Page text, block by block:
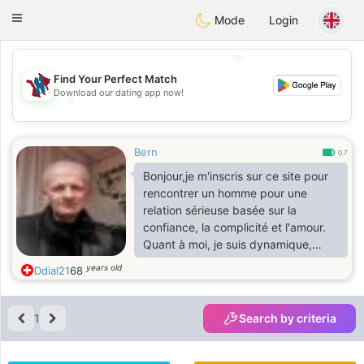
Taimerais
Toggle
Mode Login
💖
💕
Find Your Perfect Match
Download our dating app now!
Bern 0.7
Bonjour,je m'inscris sur ce site pour
rencontrer un homme pour une
relation sérieuse basée sur la
confiance, la complicité et l'amour.
Quant à moi, je suis dynamique,
ouvert, aime rire, fidèle, tendre mais
je ne vais pas tout vous raconter.
Sinon, j'aime sortir et discuter avec
vos ami(e) s, découvrir de nouvelles
choses, de jouer à des jeux, faire du
Ddial2168 years old
1 Search by criteria